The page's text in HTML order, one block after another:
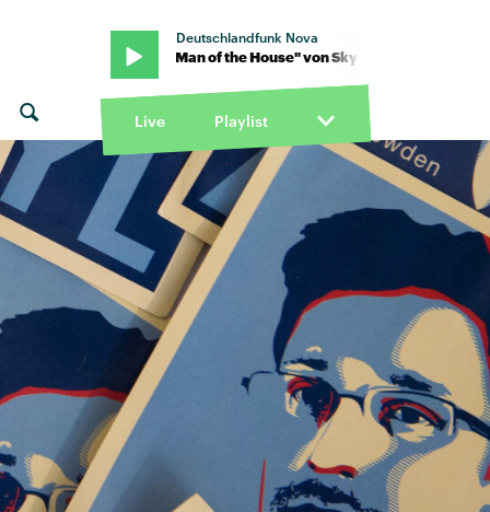
Deutschlandfunk Nova
· "Man of the House" von Skye Newman · "Man of the
Live Playlist